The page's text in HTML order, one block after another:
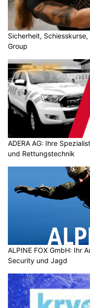
Sicherheit,
Group
ADERA AG: Ihre
und Rettungstechnik
ALPINE FOX GmbH: Ihr
Security und Jagd